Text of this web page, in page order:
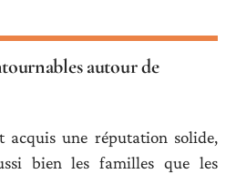
autour de
acquis une réputation solide,
bien les familles que les